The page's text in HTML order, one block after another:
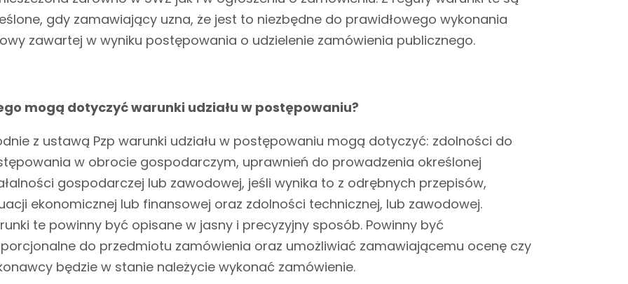
gdy zamawiający uzna, że jest to niezbędne do prawidłowego wykonania
zawartej w wyniku postępowania o udzielenie zamówienia publicznego.
mogą dotyczyć warunki udziału w postępowaniu?
z ustawą Pzp warunki udziału w postępowaniu mogą dotyczyć: zdolności do
w obrocie gospodarczym, uprawnień do prowadzenia określonej
gospodarczej lub zawodowej, jeśli wynika to z odrębnych przepisów,
ekonomicznej lub finansowej oraz zdolności technicznej, lub zawodowej.
te powinny być opisane w jasny i precyzyjny sposób. Powinny być
do przedmiotu zamówienia oraz umożliwiać zamawiającemu ocenę czy
będzie w stanie należycie wykonać zamówienie.